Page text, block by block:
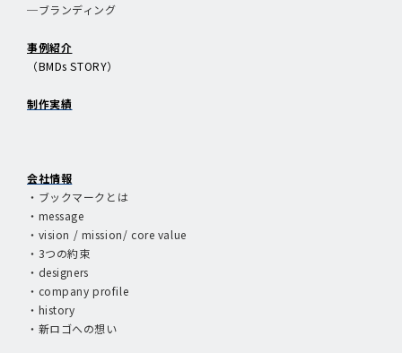
─ブランディング
事例紹介
（BMDs STORY）
制作実績
会社情報
・ブックマークとは
・message
・vision / mission/ core value
・3つの約束
・designers
・company profile
・history
・新ロゴへの想い